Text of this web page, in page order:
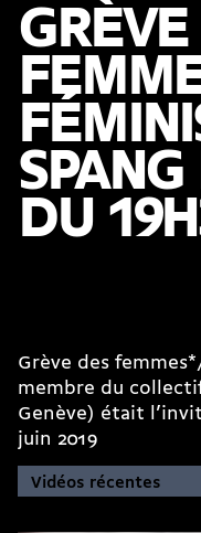
DU
Grève des
membre du
Genève) était
juin 2019
Vidéos récentes